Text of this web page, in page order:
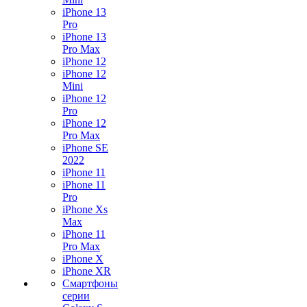
iPhone 13
Pro
iPhone 13
Pro Max
iPhone 12
iPhone 12
Mini
iPhone 12
Pro
iPhone 12
Pro Max
iPhone SE
2022
iPhone 11
iPhone 11
Pro
iPhone Xs
Max
iPhone 11
Pro Max
iPhone X
iPhone XR
Смартфоны
серии